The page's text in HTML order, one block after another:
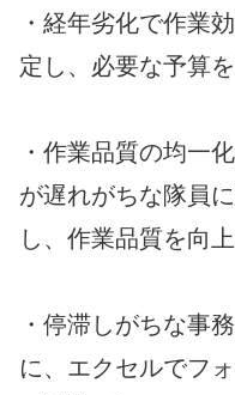
・経年劣化で作業
定し、必要な予算
・作業品質の均一
が遅れがちな隊員
し、作業品質を向上
・停滞しがちな事
に、エクセルでフ